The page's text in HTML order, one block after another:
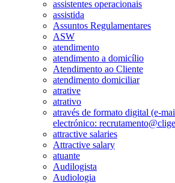
assistentes operacionais
assistida
Assuntos Regulamentares
ASW
atendimento
atendimento a domicílio
Atendimento ao Cliente
atendimento domiciliar
atrative
atrativo
através de formato digital (e-
electrónico:
attractive salaries
Attractive salary
atuante
Audilogista
Audiologia